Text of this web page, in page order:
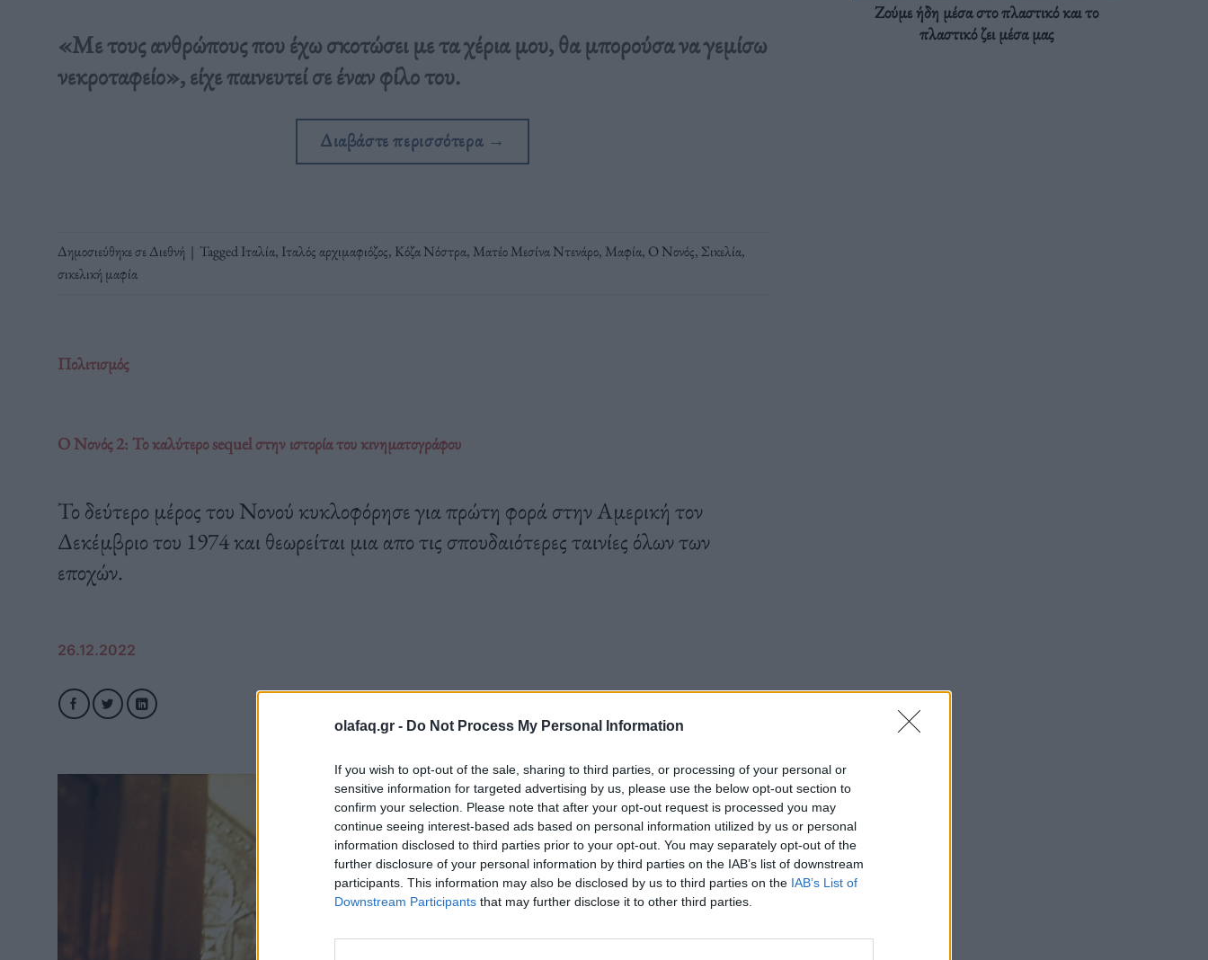
olafaq.gr - Do Not Process My Personal Information
If you wish to opt-out of the sale, sharing to third parties, or processing of your personal or
sensitive information for targeted advertising by us, please use the below opt-out section to
confirm your selection. Please note that after your opt-out request is processed you may
continue seeing interest-based ads based on personal information utilized by us or personal
information disclosed to third parties prior to your opt-out. You may separately opt-out of the
further disclosure of your personal information by third parties on the IAB’s list of downstream
participants. This information may also be disclosed by us to third parties on the IAB’s List of
Downstream Participants that may further disclose it to other third parties.
«Με τους ανθρώπους που έχω σκοτώσει με τα χέρια μου, θα μπορούσα να γεμίσω
νεκροταφείο», είχε παινευτεί σε έναν φίλο του.
Διαβάστε περισσότερα →
Δημοσιεύθηκε σεΔιεθνή | TaggedΙταλία, Ιταλός αρχιμαφιόζος, Κόζα Νόστρα, Ματέο Μεσίνα Ντενάρο, Μαφία, Ο Νονός, Σικελία,
σικελική μαφία
Πολιτισμός
Ο Νονός 2: Το καλύτερο sequel στην ιστορία του κινηματογράφου
Το δεύτερο μέρος του Νονού κυκλοφόρησε για πρώτη φορά στην Αμερική τον
Δεκέμβριο του 1974 και θεωρείται μια απο τις σπουδαιότερες ταινίες όλων των
εποχών.
26.12.2022
Ζούμε ήδη μέσα στο πλαστικό και το
πλαστικό ζει μέσα μας